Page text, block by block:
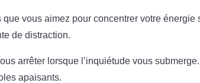
vous aimez pour concentrer votre énergie
de distraction.
arrêter lorsque l’inquiétude vous
apaisants.